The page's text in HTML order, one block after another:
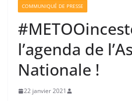
COMMUNIQUÉ DE PRESSE
l’agenda de
Nationale !
22 janvier 2021